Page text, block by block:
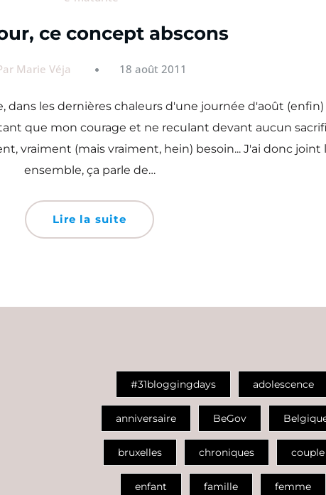
ce concept abscons
Marie Véja 18 août 2011
dans les dernières chaleurs d'une journée d'août
que mon courage et ne reculant devant aucun
vraiment (mais vraiment, hein) besoin... J'ai donc
ensemble, ça parle de…
Lire la suite
#31bloggingdays adolescence
anniversaire BeGov
bruxelles chroniques couple
enfant famille femme